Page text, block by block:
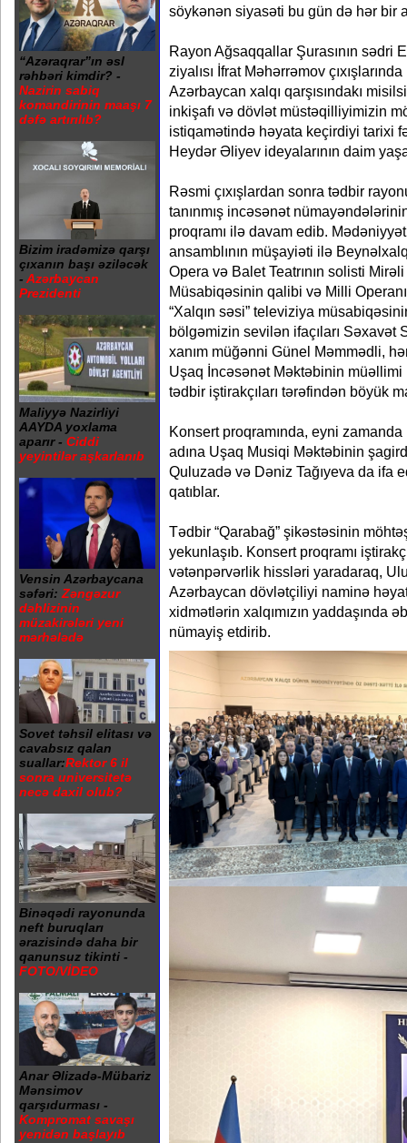
“Azəraqrar”ın əsl
rəhbəri kimdir? -
Nazirin sabiq
komandirinin maaşı 7
dəfə artırılıb?
Bizim iradəmizə qarşı
çıxanın başı əziləcək
- Azərbaycan
Prezidenti
Maliyyə Nazirliyi
AAYDA yoxlama
aparır - Ciddi
yeyintilər aşkarlanıb
Vensin Azərbaycana
səfəri: Zəngəzur
dəhlizinin
müzakirələri yeni
mərhələdə
Sovet təhsil elitası və
cavabsız qalan
suallar:Rektor 6 il
sonra universitetə
necə daxil olub?
Binəqədi rayonunda
neft buruqları
ərazisində daha bir
qanunsuz tikinti -
FOTO/VİDEO
Anar Əlizadə-Mübariz
Mənsimov
qarşıdurması -
Kompromat savaşı
yenidən başlayıb
söykənən siyasəti bu gün də hər bir
Rayon Ağsaqqallar Şurasının sədri
ziyalısı İfrat Məhərrəmov
Azərbaycan xalqı qarşısındakı
inkişafı və dövlət müstəqilliyimizin
istiqamətində həyata keçirdiyi tarixi
Heydər Əliyev ideyalarının daim
Rəsmi çıxışlardan sonra tədbir
tanınmış incəsənət
proqramı ilə davam edib.
ansamblının müşayiəti ilə
Opera və Balet Teatrının solisti
Müsabiqəsinin qalibi və Milli
“Xalqın səsi” televiziya
bölgəmizin sevilən ifaçıları Səxavət
xanım müğənni Günel Məmmədli,
Uşaq İncəsənət Məktəbinin müəllimi
tədbir iştirakçıları tərəfindən böyük
Konsert proqramında, eyni
adına Uşaq Musiqi Məktəbinin
Quluzadə və Dəniz Tağıyeva da ifa
qatıblar.
Tədbir “Qarabağ” şikəstəsinin
yekunlaşıb. Konsert proqramı
vətənpərvərlik hissləri yaradaraq,
Azərbaycan dövlətçiliyi naminə
xidmətlərin xalqımızın yaddaşında
nümayiş etdirib.